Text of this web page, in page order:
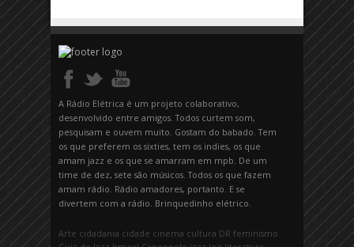
A Rádio Elétrica é um projeto colaborativo,
desenvolvido entre amigos. Todos curtem som,
pesquisam e ouvem muito. Gostam do babado. Tem
os que preferem os sixties, tem os indies, os que
amam jazz e os que se amarram em mpb. De um
time de dez, sete são músicos. Todos os que fazem
amam rádio. Rádio amadores, portanto. E se
divertem com a rádio. Brinquedinho elétrico.
Arte cidadania cidade cinema cultura DR feminismo